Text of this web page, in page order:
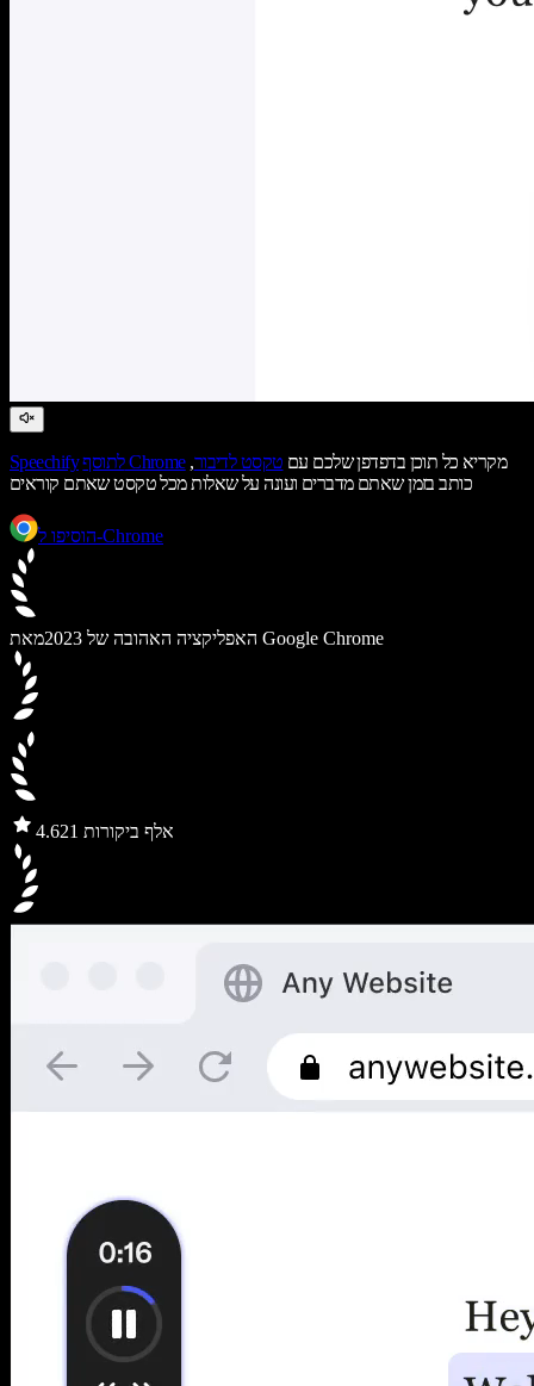
Speechify לתוסף Chrome מקריא כל תוכן בדפדפן שלכם עם טקסט לדיבור,
כותב בזמן שאתם מדברים ועונה על שאלות מכל טקסט שאתם קוראים
הוסיפו ל-Chrome
האפליקציה האהובה של 2023 מאת Google Chrome
4.6 21 אלף ביקורות